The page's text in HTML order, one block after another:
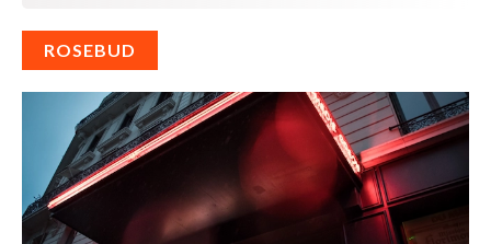
ROSEBUD